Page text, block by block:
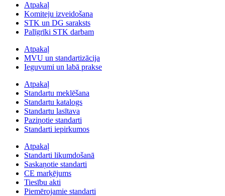
Atpakaļ
Komiteju izveidošana
STK un DG saraksts
Palīgrīki STK darbam
Atpakaļ
MVU un standartizācija
Ieguvumi un labā prakse
Atpakaļ
Standartu meklēšana
Standartu katalogs
Standartu lasītava
Paziņotie standarti
Standarti iepirkumos
Atpakaļ
Standarti likumdošanā
Saskaņotie standarti
CE marķējums
Tiesību akti
Piemērojamie standarti